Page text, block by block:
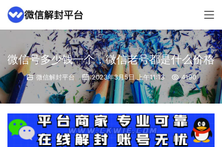
微信号多少钱一个，微信老号都是什么价格
微信解封平台 2023年3月5日 上午11:13 4190